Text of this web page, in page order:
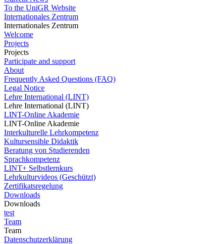
To the UniGR Website
Internationales Zentrum
Internationales Zentrum
Welcome
Projects
Projects
Participate and support
About
Frequently Asked Questions (FAQ)
Legal Notice
Lehre International (LINT)
Lehre International (LINT)
LINT-Online Akademie
LINT-Online Akademie
Interkulturelle Lehrkompetenz
Kultursensible Didaktik
Beratung von Studierenden
Sprachkompetenz
LINT+ Selbstlernkurs
Lehrkulturvideos (Geschützt)
Zertifikatsregelung
Downloads
Downloads
test
Team
Team
Datenschutzerklärung